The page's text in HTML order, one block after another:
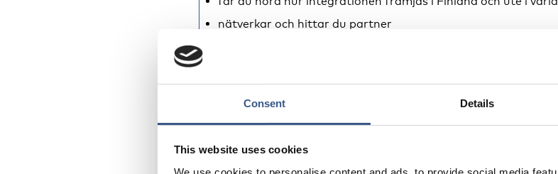
Consent Details
This website uses cookies
nätverkar och hittar du partner
Vem är integration 2022 avsedd
Integration 2022 riktar sig till aktörer inom integration och
med integrations-, migrations- och mottagningsteman som